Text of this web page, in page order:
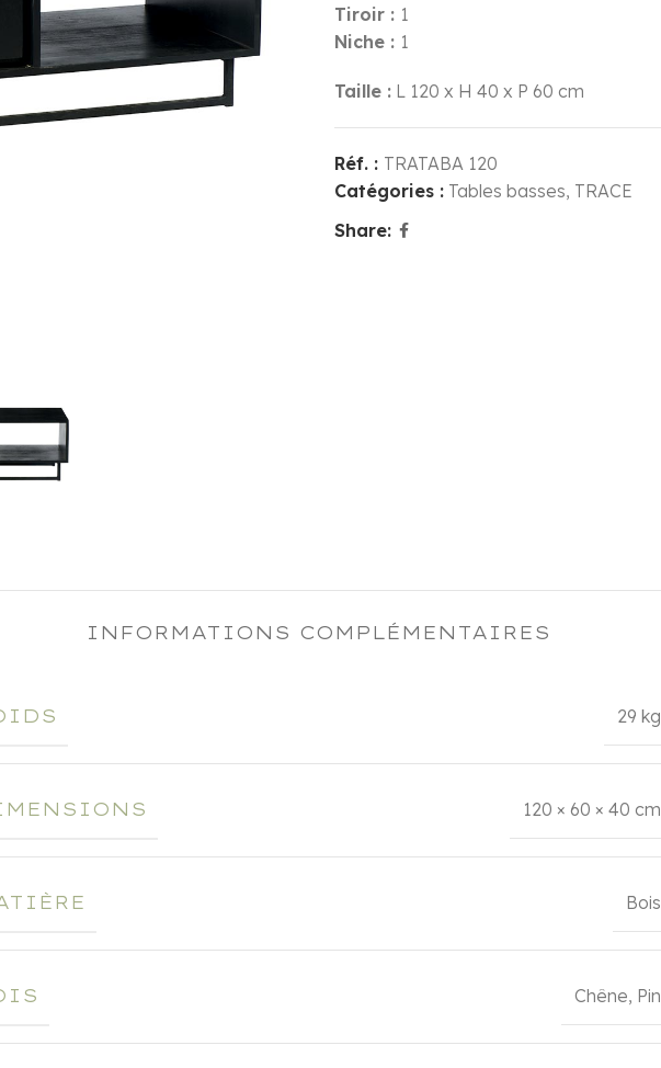
Tiroir : 1
Niche : 1
Taille :L 120 x H 40 x P 60 cm
Réf. : TRATABA 120
Catégories : Tables basses, TRACE
Share:
INFORMATIONS COMPLÉMENTAIRES
29 kg
120 × 60 × 40 cm
Bois
Chêne, Pin